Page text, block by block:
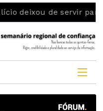
para viajar Dois